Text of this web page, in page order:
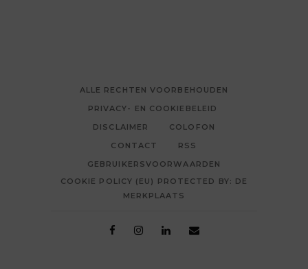
ALLE RECHTEN VOORBEHOUDEN
PRIVACY- EN COOKIEBELEID
DISCLAIMER
COLOFON
CONTACT
RSS
GEBRUIKERSVOORWAARDEN
COOKIE POLICY (EU) PROTECTED BY: DE
MERKPLAATS